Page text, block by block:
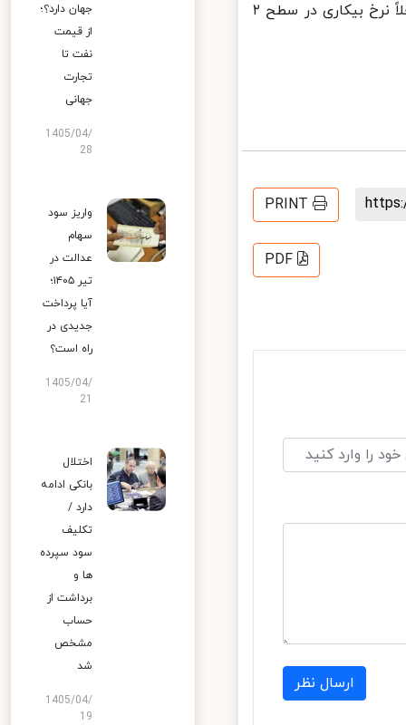
مالی و حمایتی بیشتری برای اقتصاد آمریکا نیاز خواهیم داشت. چرا که فعلاً نرخ بیکاری در سطح ۲
PRINT
PDF
ارسال نظر
جهان دارد؟؛
از قیمت
نفت تا
تجارت
جهانی
1405/04/
28
واریز سود
سهام
عدالت در
تیر ۱۴۰۵؛
آیا پرداخت
جدیدی در
راه است؟
1405/04/
اختلال
بانکی ادامه
دارد /
تکلیف
سود سپرده
ها و
برداشت از
حساب
مشخص
شد
1405/04/
19